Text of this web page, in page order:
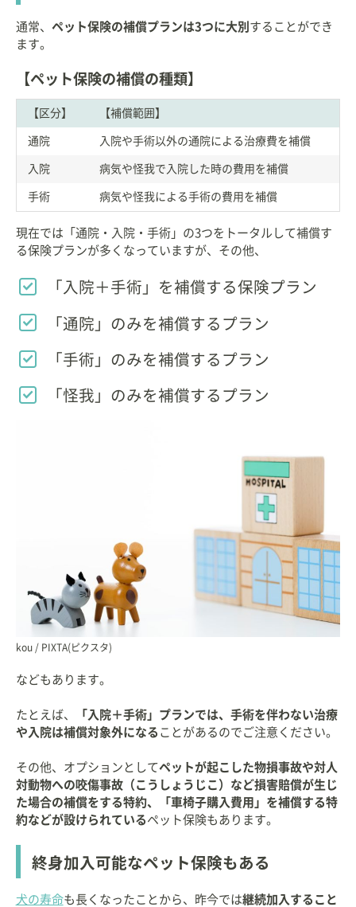
通常、 ペット保険の補償プランは3つに大別 することができ
ます。
【ペット保険の補償の種類】
【区分】 【補償範囲】
通院 入院や手術以外の通院による治療費を補償
入院 病気や怪我で入院した時の費用を補償
手術 病気や怪我による手術の費用を補償
現在では「通院・入院・手術」の3つをトータルして補償す
る保険プランが多くなっていますが、その他、
「入院＋手術」を補償する保険プラン
「通院」のみを補償するプラン
「手術」のみを補償するプラン
「怪我」のみを補償するプラン
kou / PIXTA(ピクスタ)
などもあります。
たとえば、
「入院＋手術」プランでは、手術を伴わない治療
や入院は補償対象外になる ことがあるのでご注意ください。
その他、オプションとしてペットが起こした物損事故や対人
対動物への咬傷事故（こうしょうじこ）など損害賠償が生じ
た場合の補償をする特約、「車椅子購入費用」を補償する特
約などが設けられている ペット保険もあります。
終身加入可能なペット保険もある
犬の寿命も長くなったことから、昨今では継続加入すること